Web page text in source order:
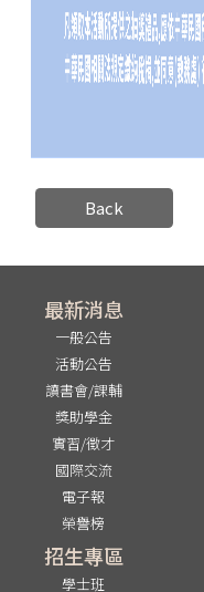
Back
最新消息
一般公告
活動公告
讀書會/課輔
獎助學金
實習/徵才
國際交流
電子報
榮譽榜
招生專區
學士班